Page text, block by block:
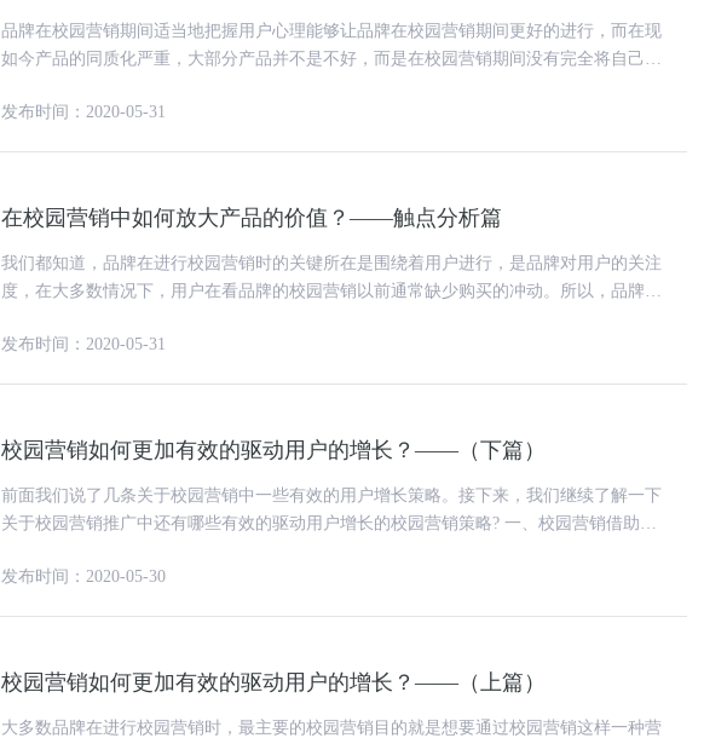
品牌在校园营销期间适当地把握用户心理能够让品牌在校园营销期间更好的进行，而在现
如今产品的同质化严重，大部分产品并不是不好，而是在校园营销期间没有完全将自己的
发布时间：2020-05-31
在校园营销中如何放大产品的价值？——触点分析篇
我们都知道，品牌在进行校园营销时的关键所在是围绕着用户进行，是品牌对用户的关注
度，在大多数情况下，用户在看品牌的校园营销以前通常缺少购买的冲动。所以，品牌想
发布时间：2020-05-31
校园营销如何更加有效的驱动用户的增长？——（下篇）
前面我们说了几条关于校园营销中一些有效的用户增长策略。接下来，我们继续了解一下
关于校园营销推广中还有哪些有效的驱动用户增长的校园营销策略? 一、校园营销借助活
发布时间：2020-05-30
校园营销如何更加有效的驱动用户的增长？——（上篇）
大多数品牌在进行校园营销时，最主要的校园营销目的就是想要通过校园营销这样一种营